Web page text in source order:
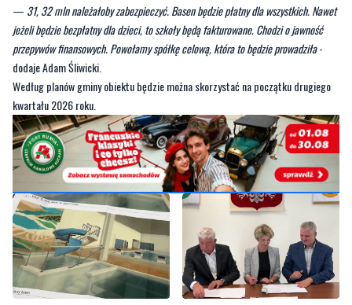
dodaje Adam Śliwicki.
Według planów gminy obiektu będzie można skorzystać na początku drugiego
kwartału 2026 roku.